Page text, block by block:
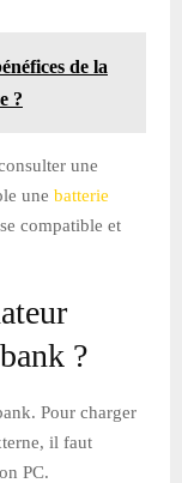
de la
?
une
une batterie
compatible et
?
Pour charger
il faut
PC.